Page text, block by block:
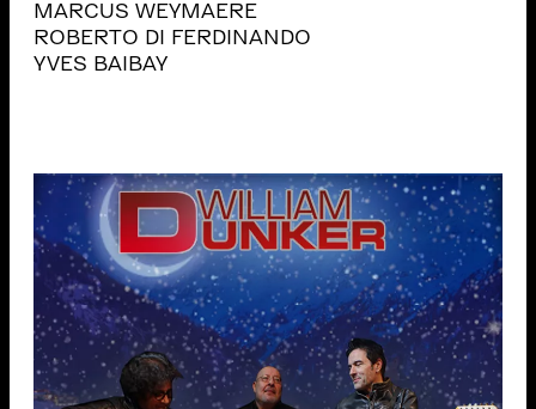
MARCUS WEYMAERE
ROBERTO DI FERDINANDO
YVES BAIBAY